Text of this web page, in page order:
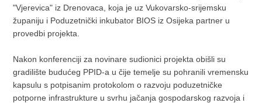
"Vjerevica" iz Drenovaca, koja je uz Vukovarsko-srijemsku
županiju i Poduzetnički inkubator BIOS iz Osijeka partner u
provedbi projekta.
Nakon konferenciji za novinare sudionici projekta obišli su
gradilište budućeg PPID-a u čije temelje su pohranili vremensku
kapsulu s potpisanim protokolom o razvoju poduzetničke
potporne infrastrukture u svrhu jačanja gospodarskog razvoja i